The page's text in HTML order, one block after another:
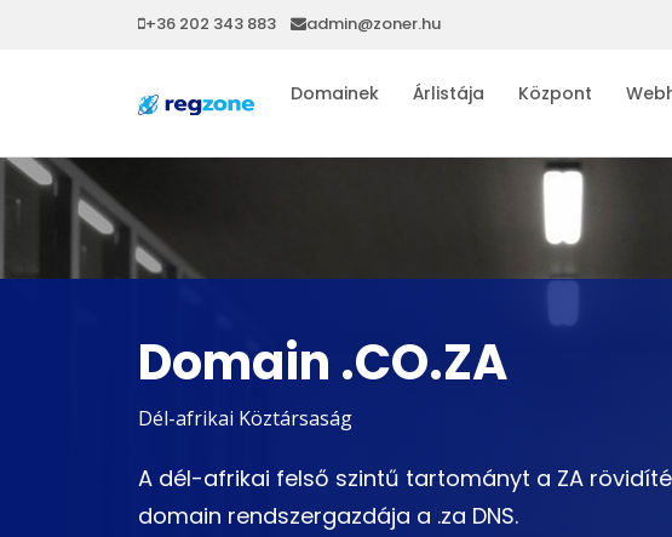
+36 202 343 883 admin@zoner.hu
Domainek Árlistája Központ
Domain .CO.ZA
Dél-afrikai Köztársaság
A dél-afrikai felső szintű tartományt a ZA
domain rendszergazdája a .za DNS.